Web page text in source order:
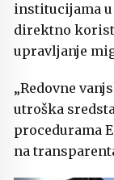
institucijama u
direktno
upravljanje
„Redovne
utroška
procedurama
na